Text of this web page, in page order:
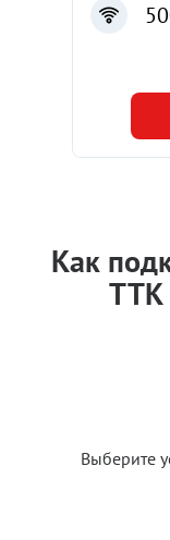
Как
ТТК
Выберите